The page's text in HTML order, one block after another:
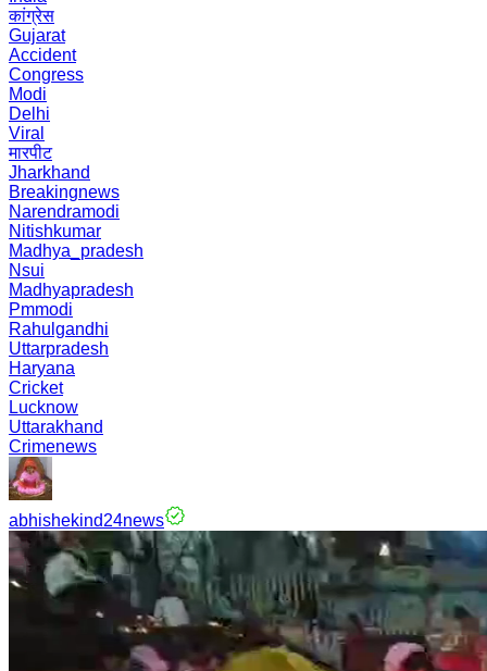
कांग्रेस
Gujarat
Accident
Congress
Modi
Delhi
Viral
मारपीट
Jharkhand
Breakingnews
Narendramodi
Nitishkumar
Madhya_pradesh
Nsui
Madhyapradesh
Pmmodi
Rahulgandhi
Uttarpradesh
Haryana
Cricket
Lucknow
Uttarakhand
Crimenews
abhishekind24news